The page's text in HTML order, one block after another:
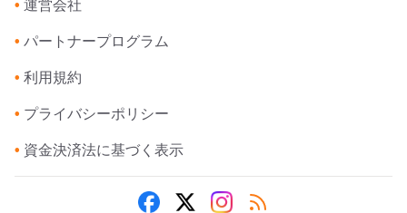
• 運営会社
• パートナープログラム
• 利用規約
• プライバシーポリシー
• 資金決済法に基づく表示